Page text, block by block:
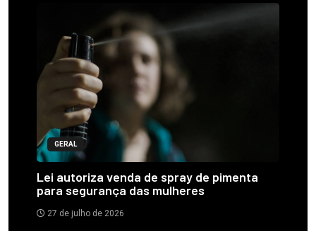
GERAL
Lei autoriza venda de spray de pimenta
para segurança das mulheres
27 de julho de 2026